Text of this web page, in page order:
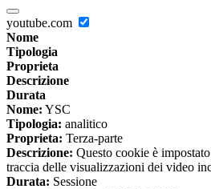
youtube.com
Nome
Tipologia
Proprieta
Descrizione
Durata
Nome: YSC
Tipologia: analitico
Proprieta: Terza-parte
Descrizione: Questo cookie è
traccia delle visualizzazioni dei video
Durata: Sessione